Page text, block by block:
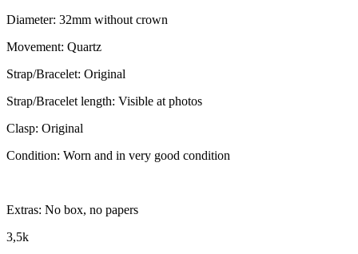
Diameter: 32mm without crown
Movement: Quartz
Strap/Bracelet: Original
Strap/Bracelet length: Visible at photos
Clasp: Original
Condition: Worn and in very good condition
Extras: No box, no papers
3,5k